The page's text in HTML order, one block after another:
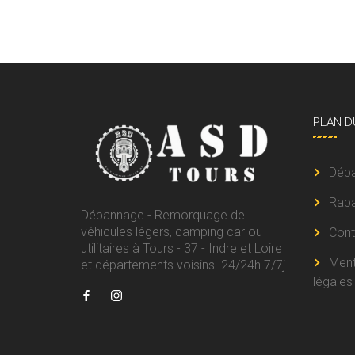
Dépannage - Remorquage de
véhicules légers, camping car ou
utilitaires à Tours - 37 - Indre et Loire
et départements voisins. 24/24h 7/7j
PLAN
légales